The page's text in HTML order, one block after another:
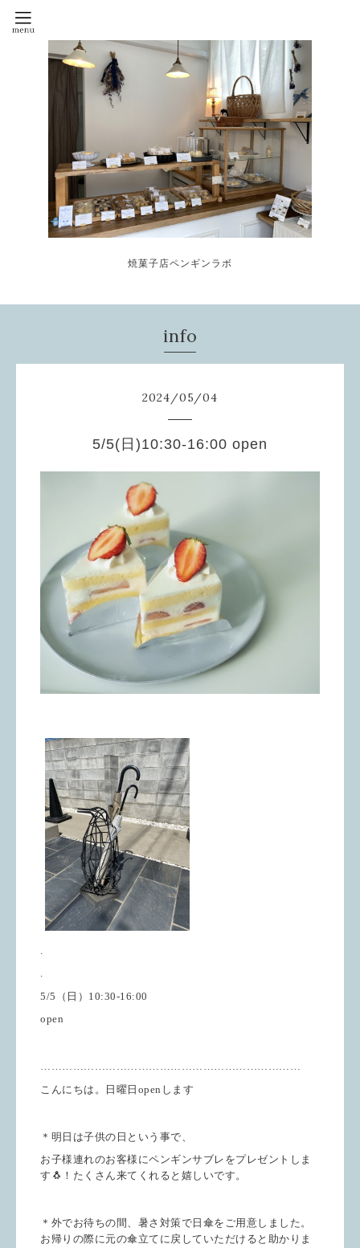
焼菓子店ペンギンラボ
info
2024/05/04
5/5(日)10:30-16:00 open
.
5/5（日）10:30-16:00
open
………………………………………………………………
こんにちは。日曜日openします
＊明日は子供の日という事で、
お子様連れのお客様にペンギンサブレをプレゼントしま
す🐧！たくさん来てくれると嬉しいです。
＊外でお待ちの間、暑さ対策で日傘をご用意しました。
お帰りの際に元の傘立てに戻していただけると助かりま